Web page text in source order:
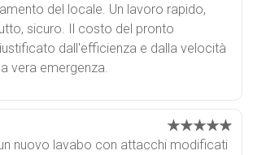
del locale. Un lavoro rapido,
sicuro. Il costo del pronto
dall'efficienza e dalla velocità
vera emergenza.
★★★★★
nuovo lavabo con attacchi modificati